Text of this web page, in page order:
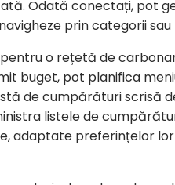
Odată conectați, pot
prin categorii sau
o rețetă de
buget, pot planifica
de cumpărături scrisă
listele de
adaptate preferințelor